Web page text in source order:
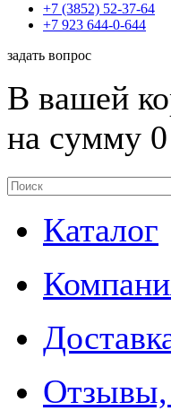
+7 (3852) 52-37-64
+7 923 644-0-644
задать вопрос
В вашей
на сумму
Каталог
Отзывы,